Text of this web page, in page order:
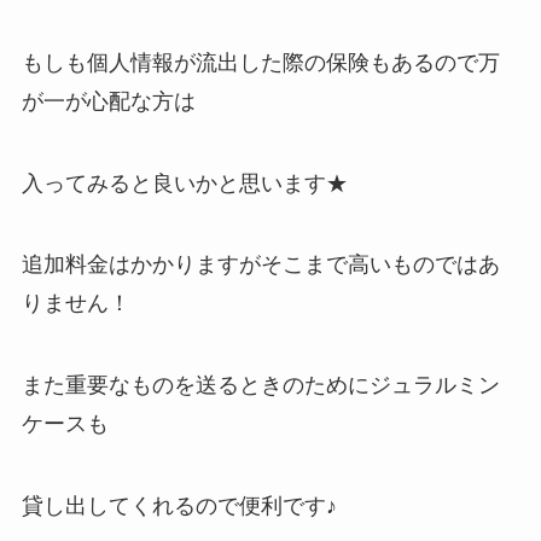
もしも個人情報が流出した際の保険もあるので万
が一が心配な方は
入ってみると良いかと思います★
追加料金はかかりますがそこまで高いものではあ
りません！
また重要なものを送るときのためにジュラルミン
ケースも
貸し出してくれるので便利です♪